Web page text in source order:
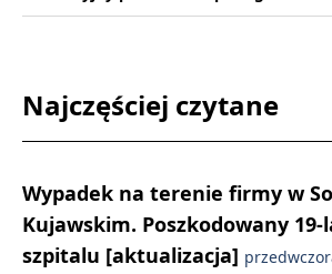
Najczęściej czytane
Wypadek na terenie firmy w
Kujawskim. Poszkodowany 19-
szpitalu [aktualizacja]